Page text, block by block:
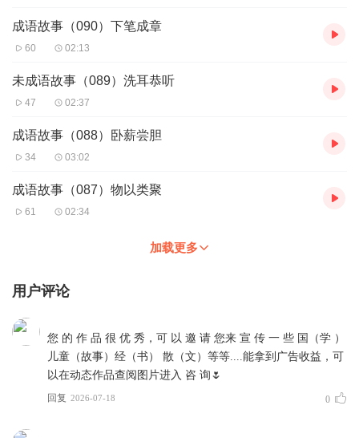
成语故事（090）下笔成章
60 02:13
未成语故事（089）洗耳恭听
47 02:37
成语故事（088）卧薪尝胆
34 03:02
成语故事（087）物以类聚
61 02:34
加载更多
用户评论
您 的 作 品 很 优 秀，可 以 邀 请 您来 宣 传 一 些 国（学 ）
儿童（故事）经（书） 散（文）等等....能拿到广告收益，可
以在动态作品查阅图片进入 咨 询🌷
回复 2026-07-18 0